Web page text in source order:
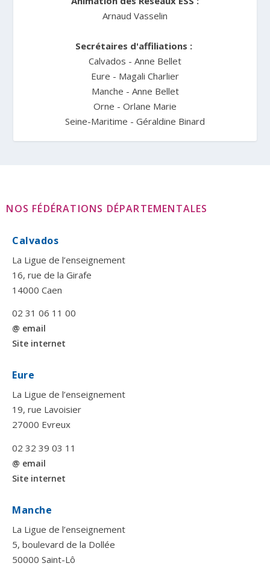
Arnaud Vasselin
Secrétaires d'affiliations :
Calvados - Anne Bellet
Eure - Magali Charlier
Manche - Anne Bellet
Orne - Orlane Marie
Seine-Maritime - Géraldine Binard
NOS FÉDÉRATIONS DÉPARTEMENTALES
Calvados
La Ligue de l’enseignement
16, rue de la Girafe
14000 Caen
02 31 06 11 00
@ email
Site internet
Eure
La Ligue de l’enseignement
19, rue Lavoisier
27000 Evreux
02 32 39 03 11
@ email
Site internet
Manche
La Ligue de l’enseignement
5, boulevard de la Dollée
50000 Saint-Lô